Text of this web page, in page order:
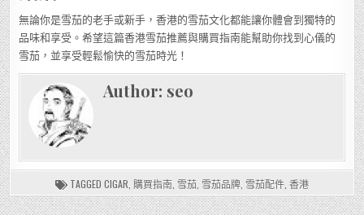
無論你是雪茄的老手或新手，香港的雪茄文化都能讓你體會到獨特的
品味和享受。希望這篇香港雪茄推薦與購買指南能幫助你找到心儀的
雪茄，並享受輕鬆愉快的雪茄時光！
Author: seo
TAGGED CIGAR 購買指南 雪茄 雪茄品牌 雪茄配件 香港